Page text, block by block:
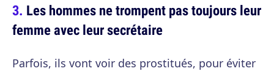
Les hommes ne trompent pas toujours leur
femme avec leur secrétaire
Parfois, ils vont voir des prostitués, pour éviter